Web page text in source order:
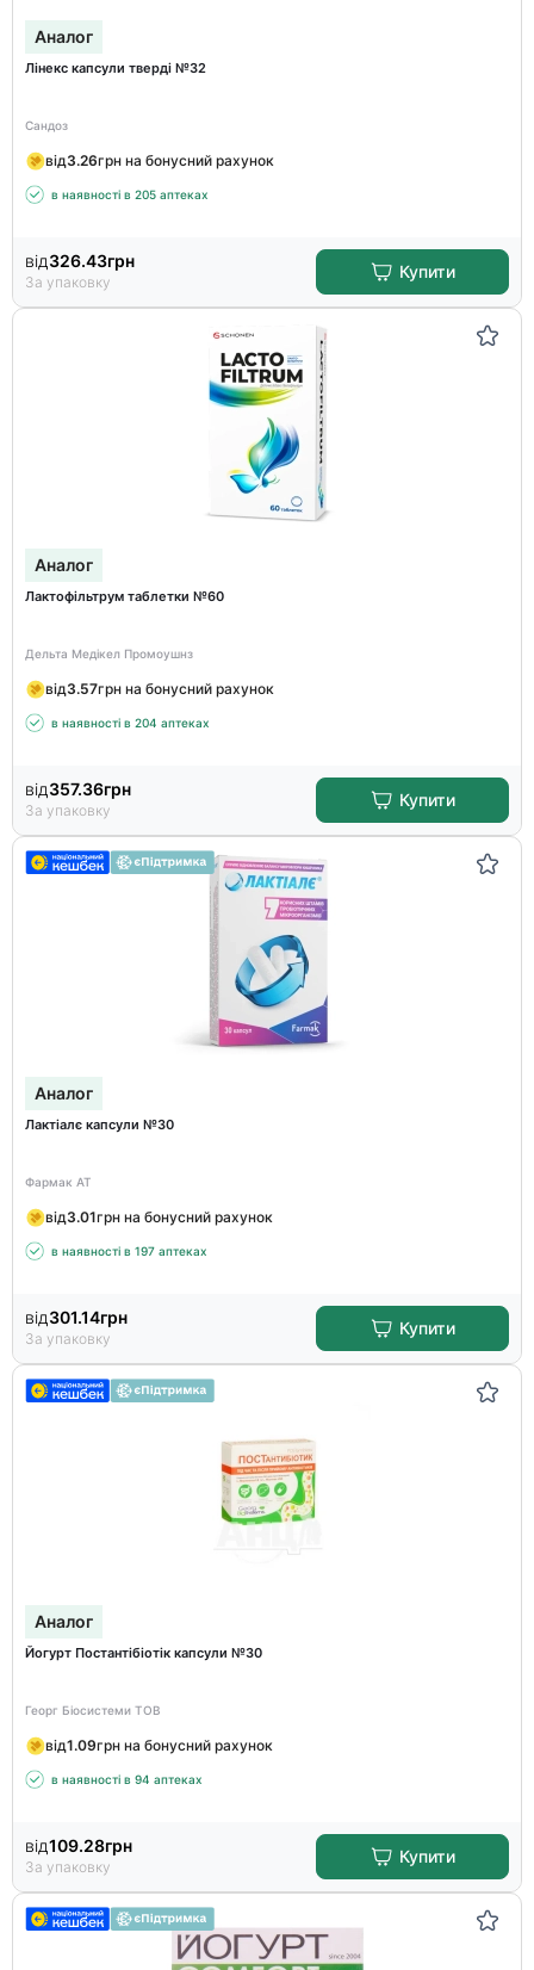
Аналог
Лінекс капсули тверді №32
Сандоз
від3.26грн на бонусний рахунок
в наявності в 205 аптеках
від326.43грн
За упаковку
Купити
Аналог
Лактофільтрум таблетки №60
Дельта Медікел Промоушнз
від3.57грн на бонусний рахунок
в наявності в 204 аптеках
від357.36грн
За упаковку
Купити
Аналог
Лактіалє капсули №30
Фармак АТ
від3.01грн на бонусний рахунок
в наявності в 197 аптеках
від301.14грн
За упаковку
Купити
Аналог
Йогурт Постантібіотік капсули №30
Георг Біосистеми ТОВ
від1.09грн на бонусний рахунок
в наявності в 94 аптеках
від109.28грн
За упаковку
Купити